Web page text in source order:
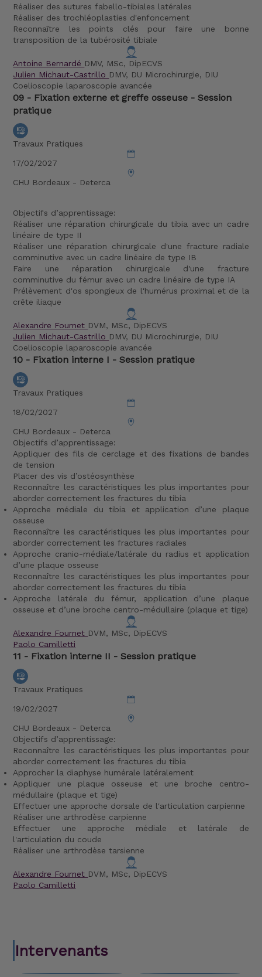
Réaliser des sutures fabello-tibiales latérales
Réaliser des trochléoplasties d'enfoncement
Reconnaître les points clés pour faire une bonne
transposition de la tubérosité tibiale
Antoine Bernardé DMV, MSc, DipECVS
Julien Michaut-Castrillo DMV, DU Microchirurgie, DIU
Coelioscopie laparoscopie avancée
09 - Fixation externe et greffe osseuse - Session
pratique
Travaux Pratiques
17/02/2027
CHU Bordeaux - Deterca
Objectifs d’apprentissage:
Réaliser une réparation chirurgicale du tibia avec un cadre
linéaire de type II
Réaliser une réparation chirurgicale d'une fracture radiale
comminutive avec un cadre linéaire de type IB
Faire une réparation chirurgicale d'une fracture
comminutive du fémur avec un cadre linéaire de type IA
Prélèvement d'os spongieux de l'humérus proximal et de la
crête iliaque
Alexandre Fournet DVM, MSc, DipECVS
Julien Michaut-Castrillo DMV, DU Microchirurgie, DIU
Coelioscopie laparoscopie avancée
10 - Fixation interne I - Session pratique
Travaux Pratiques
18/02/2027
CHU Bordeaux - Deterca
Objectifs d’apprentissage:
Appliquer des fils de cerclage et des fixations de bandes
de tension
Placer des vis d’ostéosynthèse
Reconnaître les caractéristiques les plus importantes pour
aborder correctement les fractures du tibia
Approche médiale du tibia et application d’une plaque
osseuse
Reconnaître les caractéristiques les plus importantes pour
aborder correctement les fractures radiales
Approche cranio-médiale/latérale du radius et application
d’une plaque osseuse
Reconnaître les caractéristiques les plus importantes pour
aborder correctement les fractures du tibia
Approche latérale du fémur, application d’une plaque
osseuse et d’une broche centro-médullaire (plaque et tige)
Alexandre Fournet DVM, MSc, DipECVS
Paolo Camilletti
11 - Fixation interne II - Session pratique
Travaux Pratiques
19/02/2027
CHU Bordeaux - Deterca
Objectifs d’apprentissage:
Reconnaître les caractéristiques les plus importantes pour
aborder correctement les fractures du tibia
Approcher la diaphyse humérale latéralement
Appliquer une plaque osseuse et une broche centro-
médullaire (plaque et tige)
Effectuer une approche dorsale de l'articulation carpienne
Réaliser une arthrodèse carpienne
Effectuer une approche médiale et latérale de
l'articulation du coude
Réaliser une arthrodèse tarsienne
Alexandre Fournet DVM, MSc, DipECVS
Paolo Camilletti
Intervenants